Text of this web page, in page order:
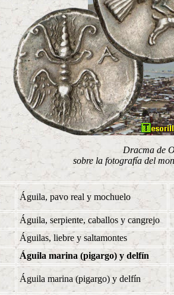
Dracma de
sobre la fotografía del
Águila, pavo real y mochuelo
Águila, serpiente, caballos y cangrejo
Águilas, liebre y saltamontes
Águila marina (pigargo) y delfín
Águila marina (pigargo) y delfín